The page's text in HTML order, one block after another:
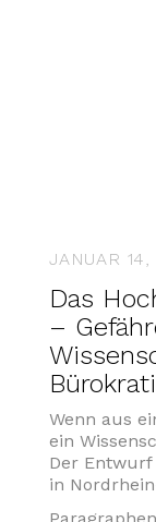
JANUAR
Das
–
Wenn aus
ein
Der Entwurf
in